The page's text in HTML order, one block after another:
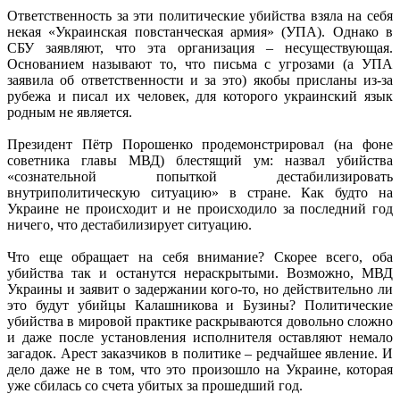
Ответственность за эти политические убийства взяла на себя
некая «Украинская повстанческая армия» (УПА). Однако в
СБУ заявляют, что эта организация – несуществующая.
Основанием называют то, что письма с угрозами (а УПА
заявила об ответственности и за это) якобы присланы из-за
рубежа и писал их человек, для которого украинский язык
родным не является.
Президент Пётр Порошенко продемонстрировал (на фоне
советника главы МВД) блестящий ум: назвал убийства
«сознательной попыткой дестабилизировать
внутриполитическую ситуацию» в стране. Как будто на
Украине не происходит и не происходило за последний год
ничего, что дестабилизирует ситуацию.
Что еще обращает на себя внимание? Скорее всего, оба
убийства так и останутся нераскрытыми. Возможно, МВД
Украины и заявит о задержании кого-то, но действительно ли
это будут убийцы Калашникова и Бузины? Политические
убийства в мировой практике раскрываются довольно сложно
и даже после установления исполнителя оставляют немало
загадок. Арест заказчиков в политике – редчайшее явление. И
дело даже не в том, что это произошло на Украине, которая
уже сбилась со счета убитых за прошедший год.